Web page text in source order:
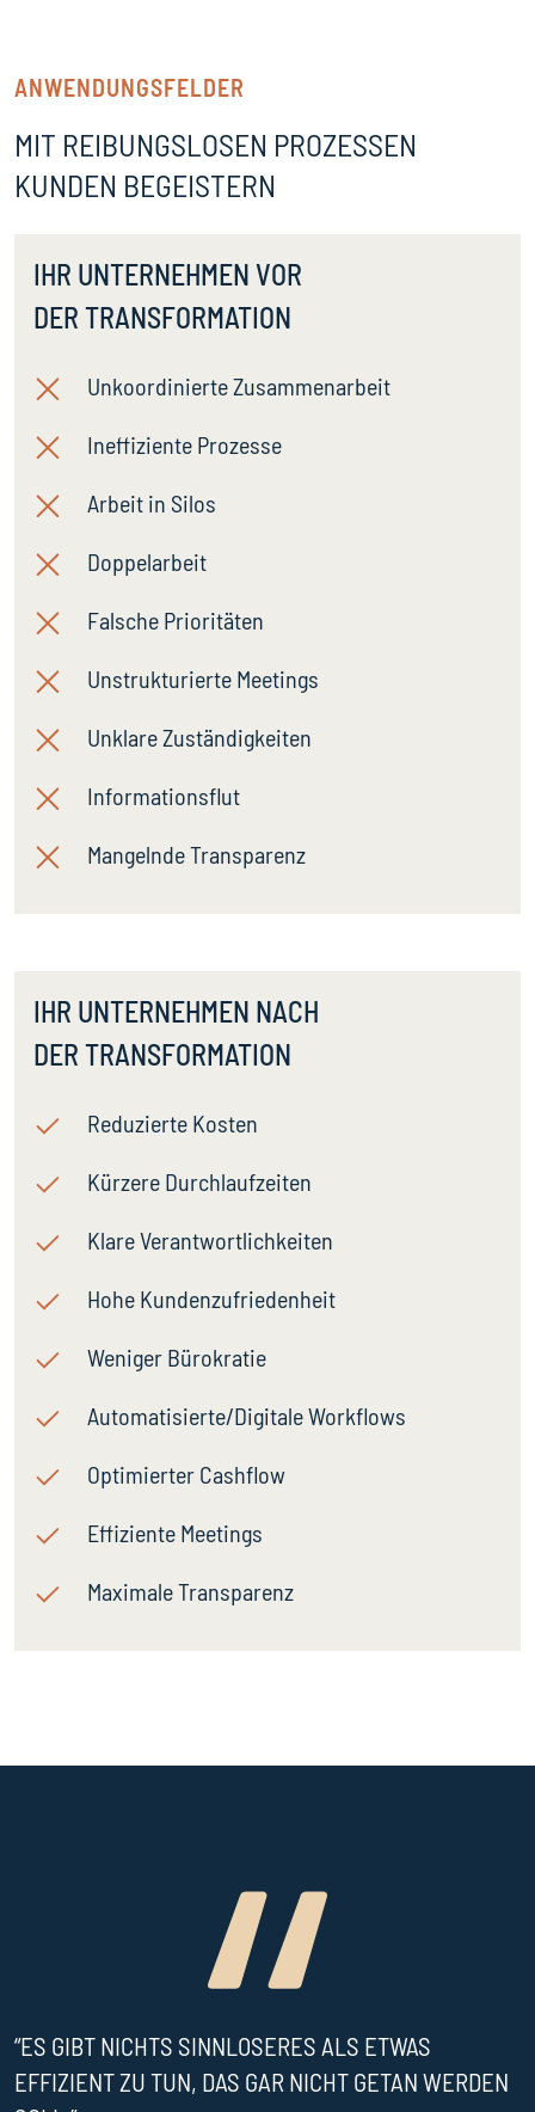
ANWENDUNGSFELDER
MIT REIBUNGSLOSEN PROZESSEN
KUNDEN BEGEISTERN
IHR UNTERNEHMEN VOR
DER TRANSFORMATION
Unkoordinierte Zusammenarbeit
Ineffiziente Prozesse
Arbeit in Silos
Doppelarbeit
Falsche Prioritäten
Unstrukturierte Meetings
Unklare Zuständigkeiten
Informationsflut
Mangelnde Transparenz
IHR UNTERNEHMEN NACH
DER TRANSFORMATION
Reduzierte Kosten
Kürzere Durchlaufzeiten
Klare Verantwortlichkeiten
Hohe Kundenzufriedenheit
Weniger Bürokratie
Automatisierte/Digitale Workflows
Optimierter Cashflow
Effiziente Meetings
Maximale Transparenz
“ES GIBT NICHTS SINNLOSERES ALS ETWAS
EFFIZIENT ZU TUN, DAS GAR NICHT GETAN WERDEN